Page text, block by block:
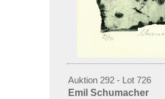
Auktion 292 - Lot 726
Emil Schumacher